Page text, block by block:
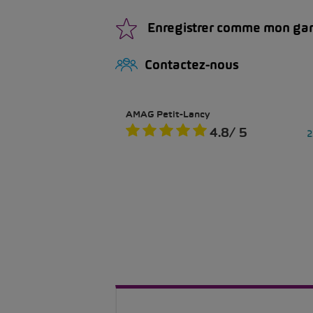
Enregistrer comme mon
Contactez-nous